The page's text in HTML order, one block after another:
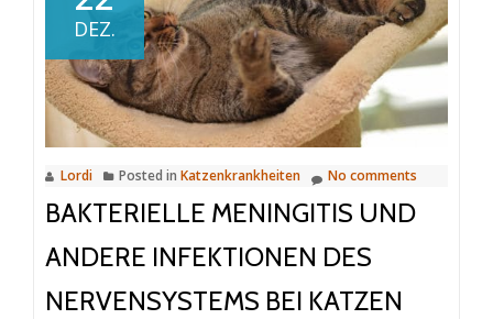
der
Katze
DEZ.
Lordi Posted in Katzenkrankheiten No comments
BAKTERIELLE MENINGITIS UND
ANDERE INFEKTIONEN DES
NERVENSYSTEMS BEI KATZEN